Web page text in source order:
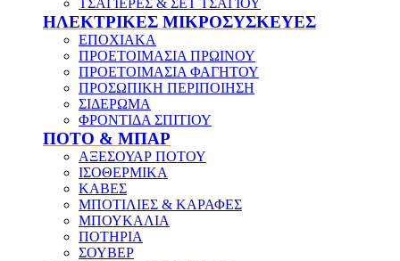
ΤΣΑΓΙΕΡΕΣ & ΣΕΤ ΤΣΑΓΙΟΥ
ΗΛΕΚΤΡΙΚΕΣ ΜΙΚΡΟΣΥΣΚΕΥΕΣ
ΕΠΟΧΙΑΚΑ
ΠΡΟΕΤΟΙΜΑΣΙΑ ΠΡΩΙΝΟΥ
ΠΡΟΕΤΟΙΜΑΣΙΑ ΦΑΓΗΤΟΥ
ΠΡΟΣΩΠΙΚΗ ΠΕΡΙΠΟΙΗΣΗ
ΣΙΔΕΡΩΜΑ
ΦΡΟΝΤΙΔΑ ΣΠΙΤΙΟΥ
ΠΟΤΟ & ΜΠΑΡ
ΑΞΕΣΟΥΑΡ ΠΟΤΟΥ
ΙΣΟΘΕΡΜΙΚΑ
ΚΑΒΕΣ
ΜΠΟΤΙΛΙΕΣ & ΚΑΡΑΦΕΣ
ΜΠΟΥΚΑΛΙΑ
ΠΟΤΗΡΙΑ
ΣΟΥΒΕΡ